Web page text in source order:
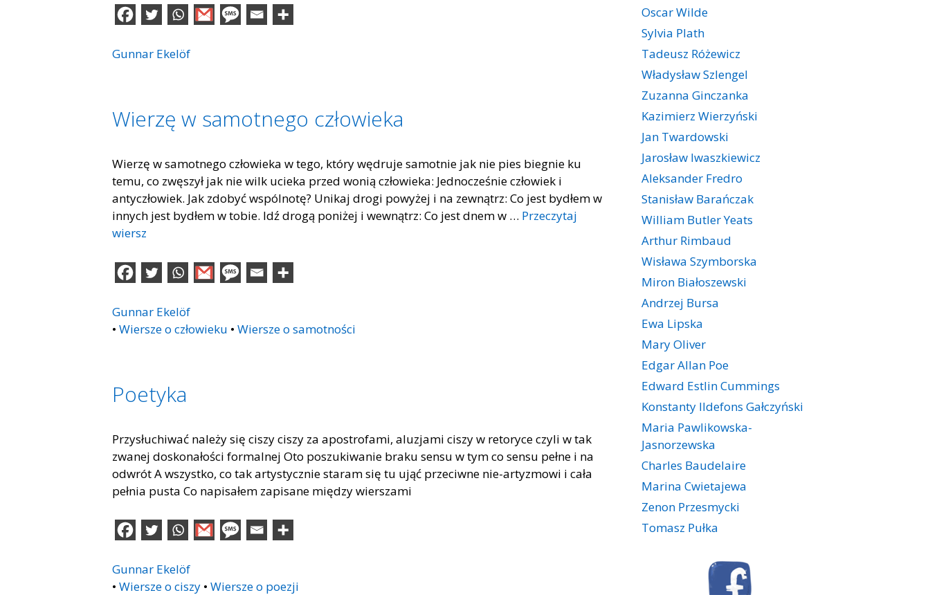
Gunnar Ekelöf
Wierzę w samotnego człowieka
Wierzę w samotnego człowieka w tego, który wędruje samotnie jak nie pies biegnie ku
temu, co zwęszył jak nie wilk ucieka przed wonią człowieka: Jednocześnie człowiek i
antyczłowiek. Jak zdobyć wspólnotę? Unikaj drogi powyżej i na zewnątrz: Co jest bydłem w
innych jest bydłem w tobie. Idź drogą poniżej i wewnątrz: Co jest dnem w … Przeczytaj
wiersz
Gunnar Ekelöf
• Wiersze o człowieku • Wiersze o samotności
Poetyka
Przysłuchiwać należy się ciszy ciszy za apostrofami, aluzjami ciszy w retoryce czyli w tak
zwanej doskonałości formalnej Oto poszukiwanie braku sensu w tym co sensu pełne i na
odwrót A wszystko, co tak artystycznie staram się tu ująć przeciwne nie-artyzmowi i cała
pełnia pusta Co napisałem zapisane między wierszami
Gunnar Ekelöf
• Wiersze o ciszy • Wiersze o poezji
Oscar Wilde
Sylvia Plath
Tadeusz Różewicz
Władysław Szlengel
Zuzanna Ginczanka
Kazimierz Wierzyński
Jan Twardowski
Jarosław Iwaszkiewicz
Aleksander Fredro
Stanisław Barańczak
William Butler Yeats
Arthur Rimbaud
Wisława Szymborska
Miron Białoszewski
Andrzej Bursa
Ewa Lipska
Mary Oliver
Edgar Allan Poe
Edward Estlin Cummings
Konstanty Ildefons Gałczyński
Maria Pawlikowska-
Jasnorzewska
Charles Baudelaire
Marina Cwietajewa
Zenon Przesmycki
Tomasz Pułka